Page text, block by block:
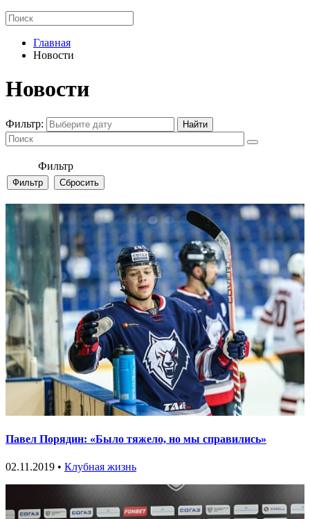
Главная
Новости
Новости
Фильтр:
Фильтр
Павел Порядин: «Было тяжело, но мы справились»
02.11.2019 • Клубная жизнь